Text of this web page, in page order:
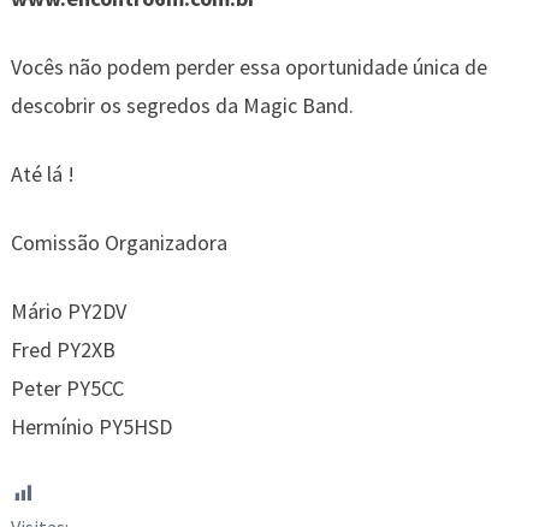
Vocês não podem perder essa oportunidade única de
descobrir os segredos da Magic Band.
Até lá !
Comissão Organizadora
Mário PY2DV
Fred PY2XB
Peter PY5CC
Hermínio PY5HSD